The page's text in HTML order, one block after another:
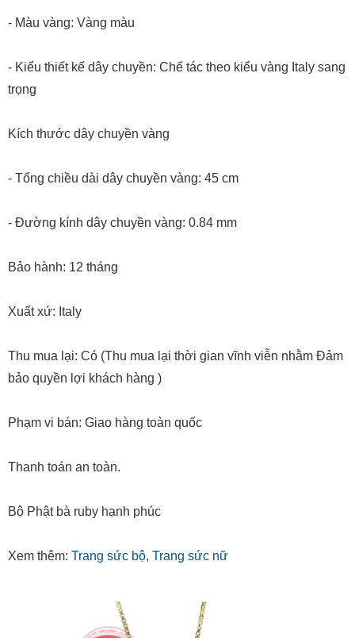
- Màu vàng: Vàng màu
- Kiểu thiết kế dây chuyền: Chế tác theo kiểu vàng Italy sang
trọng
Kích thước dây chuyền vàng
- Tổng chiều dài dây chuyền vàng: 45 cm
- Đường kính dây chuyền vàng: 0.84 mm
Bảo hành: 12 tháng
Xuất xứ: Italy
Thu mua lại: Có (Thu mua lại thời gian vĩnh viễn nhằm Đảm
bảo quyền lợi khách hàng )
Phạm vi bán: Giao hàng toàn quốc
Thanh toán an toàn.
Bộ Phật bà ruby hạnh phúc
Xem thêm: Trang sức bộ, Trang sức nữ